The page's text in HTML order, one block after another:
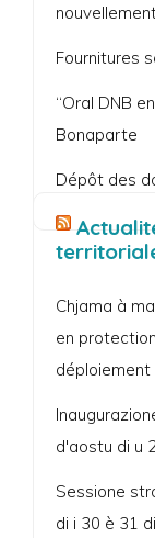
Fournitures
“Oral DNB
Bonaparte
Dépôt des
Chjama à
en
d'aostu di u
Sessione
di i 30 è 31